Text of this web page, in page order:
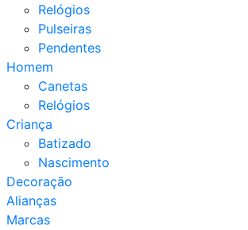
Relógios
Pulseiras
Pendentes
Homem
Canetas
Relógios
Criança
Batizado
Nascimento
Decoração
Alianças
Marcas